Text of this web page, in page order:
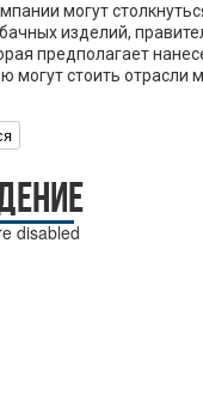
могут
изделий,
предполагает
могут стоить отрасли
disabled